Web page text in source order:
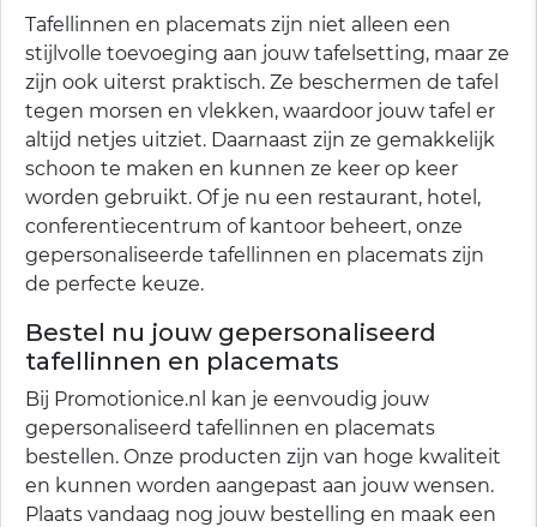
Tafellinnen en placemats zijn niet alleen een
stijlvolle toevoeging aan jouw tafelsetting, maar ze
zijn ook uiterst praktisch. Ze beschermen de tafel
tegen morsen en vlekken, waardoor jouw tafel er
altijd netjes uitziet. Daarnaast zijn ze gemakkelijk
schoon te maken en kunnen ze keer op keer
worden gebruikt. Of je nu een restaurant, hotel,
conferentiecentrum of kantoor beheert, onze
gepersonaliseerde tafellinnen en placemats zijn
de perfecte keuze.
Bestel nu jouw gepersonaliseerd
tafellinnen en placemats
Bij Promotionice.nl kan je eenvoudig jouw
gepersonaliseerd tafellinnen en placemats
bestellen. Onze producten zijn van hoge kwaliteit
en kunnen worden aangepast aan jouw wensen.
Plaats vandaag nog jouw bestelling en maak een